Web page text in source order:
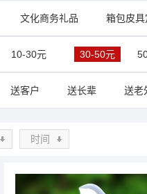
文化商务礼品 箱包皮具
10-30元 30-50元
送客户 送长辈 送老
时间